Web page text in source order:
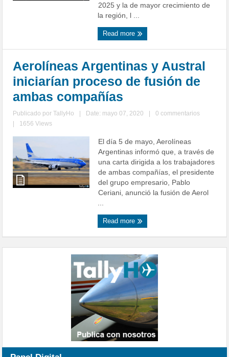
2025 y la de mayor crecimiento de
la región, l ...
Read more
Aerolíneas Argentinas y Austral
iniciarían proceso de fusión de
ambas compañías
Publicado porTallyHo Date: mayo 07, 2020
0 commentarios
1656 Views
El día 5 de mayo, Aerolíneas
Argentinas informó que, a través de
una carta dirigida a los trabajadores
de ambas compañías, el presidente
del grupo empresario, Pablo
Ceriani, anunció la fusión de Aerol
...
Read more